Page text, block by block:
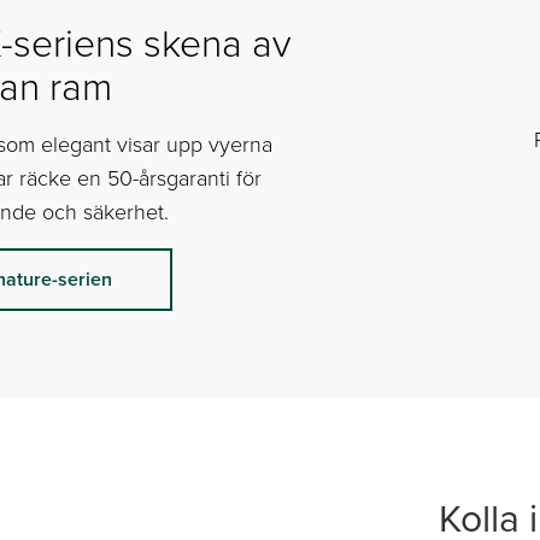
skena av
ram
elegant visar upp vyerna
räcke en 50-årsgaranti för
och säkerhet.
serien
Kolla